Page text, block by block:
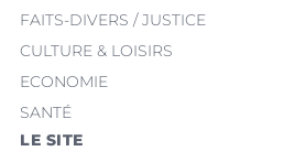
FAITS-DIVERS / JUSTICE
CULTURE & LOISIRS
ECONOMIE
SANTÉ
LE SITE